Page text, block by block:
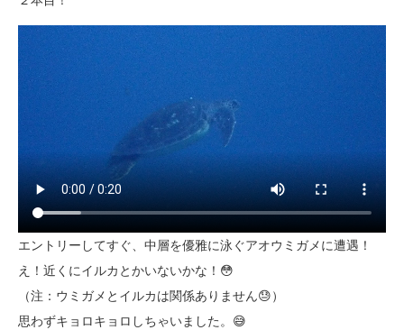
エントリーしてすぐ、中層を優雅に泳ぐアオウミガメに遭遇！
え！近くにイルカとかいないかな！😳
（注：ウミガメとイルカは関係ありません😓）
思わずキョロキョロしちゃいました。😅